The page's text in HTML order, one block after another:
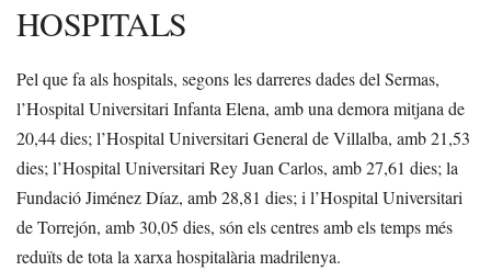
HOSPITALS
Pel que fa als hospitals, segons les darreres dades del Sermas,
l’Hospital Universitari Infanta Elena, amb una demora mitjana de
20,44 dies; l’Hospital Universitari General de Villalba, amb 21,53
dies; l’Hospital Universitari Rey Juan Carlos, amb 27,61 dies; la
Fundació Jiménez Díaz, amb 28,81 dies; i l’Hospital Universitari
de Torrejón, amb 30,05 dies, són els centres amb els temps més
reduïts de tota la xarxa hospitalària madrilenya.